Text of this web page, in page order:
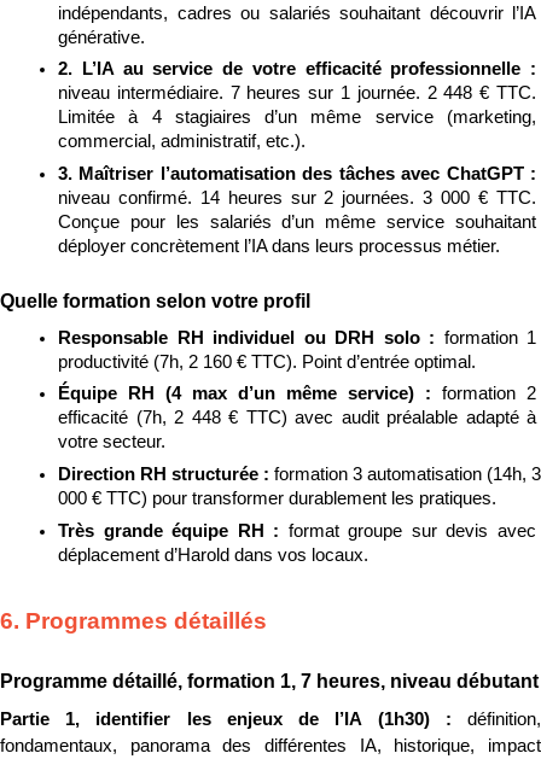
indépendants, cadres ou salariés souhaitant découvrir l’IA
générative.
niveau intermédiaire. 7 heures sur 1 journée. 2 448 € TTC.
Limitée à 4 stagiaires d’un même service (marketing,
commercial, administratif, etc.).
niveau confirmé. 14 heures sur 2 journées. 3 000 € TTC.
Conçue pour les salariés d’un même service souhaitant
déployer concrètement l’IA dans leurs processus métier.
Quelle formation selon votre profil
Responsable RH individuel ou DRH solo : formation 1
productivité (7h, 2 160 € TTC). Point d’entrée optimal.
Équipe RH (4 max d’un même service) : formation 2
efficacité (7h, 2 448 € TTC) avec audit préalable adapté à
votre secteur.
Direction RH structurée : formation 3 automatisation (14h, 3
000 € TTC) pour transformer durablement les pratiques.
Très grande équipe RH : format groupe sur devis avec
déplacement d’Harold dans vos locaux.
6. Programmes détaillés
Programme détaillé, formation 1, 7 heures, niveau débutant
Partie 1, identifier les enjeux de l’IA (1h30) : définition,
fondamentaux, panorama des différentes IA, historique, impact